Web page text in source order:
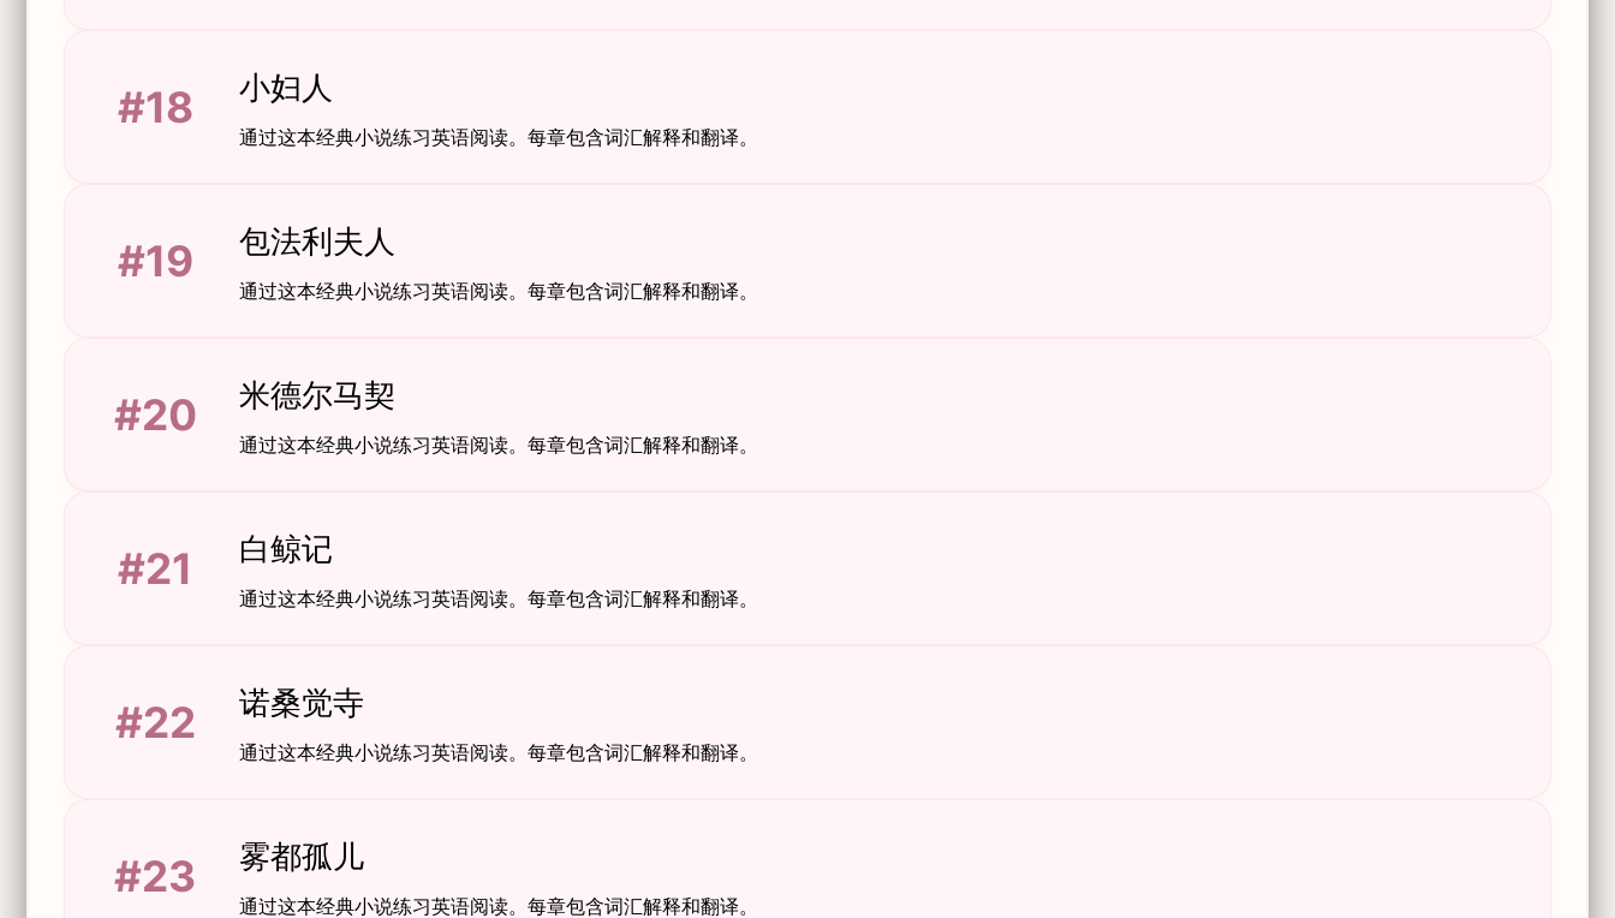
#18 小妇人
通过这本经典小说练习英语阅读。每章包含词汇解释和翻译。
#19 包法利夫人
通过这本经典小说练习英语阅读。每章包含词汇解释和翻译。
#20 米德尔马契
通过这本经典小说练习英语阅读。每章包含词汇解释和翻译。
#21 白鲸记
通过这本经典小说练习英语阅读。每章包含词汇解释和翻译。
#22 诺桑觉寺
通过这本经典小说练习英语阅读。每章包含词汇解释和翻译。
#23 雾都孤儿
通过这本经典小说练习英语阅读。每章包含词汇解释和翻译。